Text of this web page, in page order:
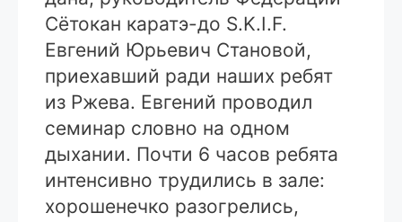
Сётокан каратэ-до S.K.I.F.
Евгений Юрьевич Становой,
приехавший ради наших ребят
из Ржева. Евгений проводил
семинар словно на одном
дыхании. Почти 6 часов ребята
интенсивно трудились в зале:
хорошенечко разогрелись,